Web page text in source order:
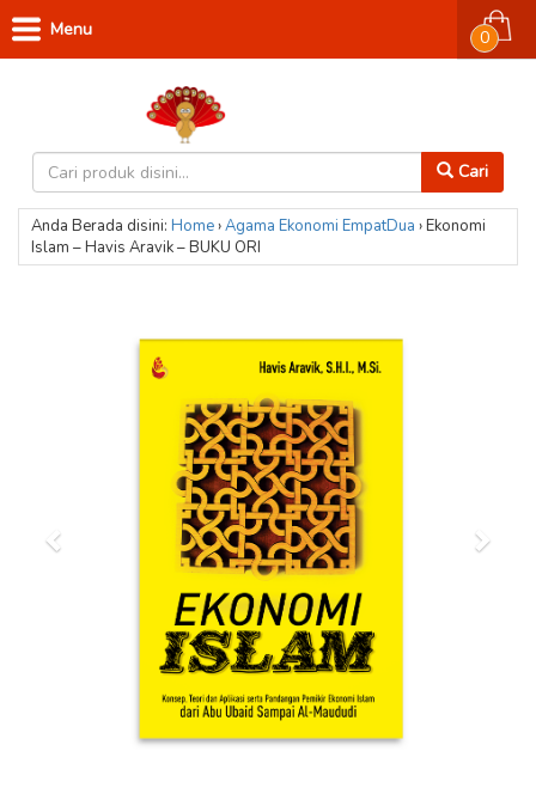
Cari
0
Menu
Anda Berada disini: Home›Agama Ekonomi EmpatDua ›Ekonomi
Islam – Havis Aravik – BUKU ORI